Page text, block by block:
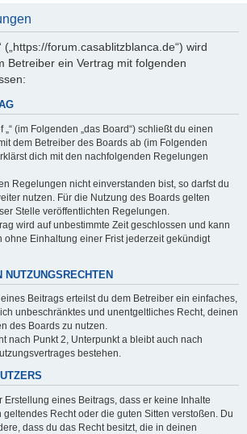
(„https://forum.casablitzblanca.de“) wird
Betreiber ein Vertrag mit folgenden
„“ (im Folgenden „das Board“) schließt du einen
dem Betreiber des Boards ab (im Folgenden
dich mit den nachfolgenden Regelungen
Regelungen nicht einverstanden bist, so darfst du
nutzen. Für die Nutzung des Boards gelten
Stelle veröffentlichten Regelungen.
wird auf unbestimmte Zeit geschlossen und kann
ohne Einhaltung einer Frist jederzeit gekündigt
Beitrags erteilst du dem Betreiber ein einfaches,
unbeschränktes und unentgeltliches Recht, deinen
des Boards zu nutzen.
nach Punkt 2, Unterpunkt a bleibt auch nach
bestehen.
Erstellung eines Beitrags, dass er keine Inhalte
geltendes Recht oder die guten Sitten verstoßen. Du
dass du das Recht besitzt, die in deinen